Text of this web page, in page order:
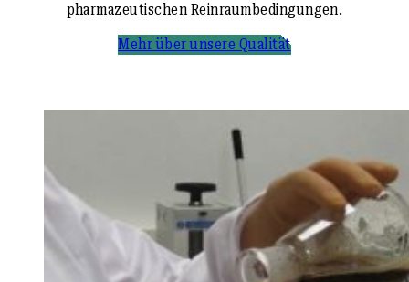
pharmazeutischen Reinraumbedingungen.
Mehr über unsere Qualität